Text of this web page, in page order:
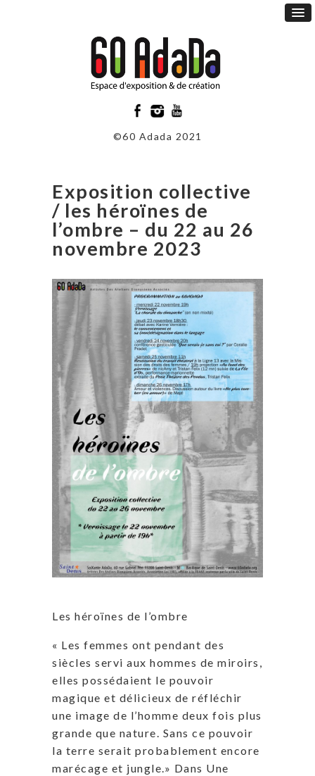
©60 Adada 2021
Exposition collective
/ les héroïnes de
l’ombre – du 22 au 26
novembre 2023
Les héroïnes de l’ombre
« Les femmes ont pendant des
siècles servi aux hommes de miroirs,
elles possédaient le pouvoir
magique et délicieux de réfléchir
une image de l’homme deux fois plus
grande que nature. Sans ce pouvoir
la terre serait probablement encore
marécage et jungle.» Dans Une